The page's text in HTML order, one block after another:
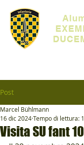
Post
Visita SU fant
Marcel Bühlmann
16 dic 2024Tempo di lettura: